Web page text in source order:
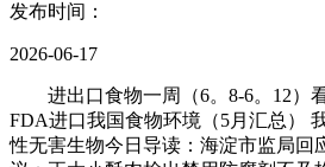
发布时间：
2026-06-17
进出口食物一周（6。8-6。12）看
FDA进口我国食物环境（5月汇总）
性无害生物今日导读：海淀市监局回